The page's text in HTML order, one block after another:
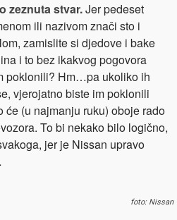
zeznuta stvar.Jer pedeset
ili nazivom znači sto i
zamislite si djedove i bake
i to bez ikakvog pogovora
poklonili? Hm…pa ukoliko ih
vjerojatno biste im poklonili
će (u najmanju ruku) oboje rado
To bi nekako bilo logično,
jer je Nissan upravo
foto: Nissan